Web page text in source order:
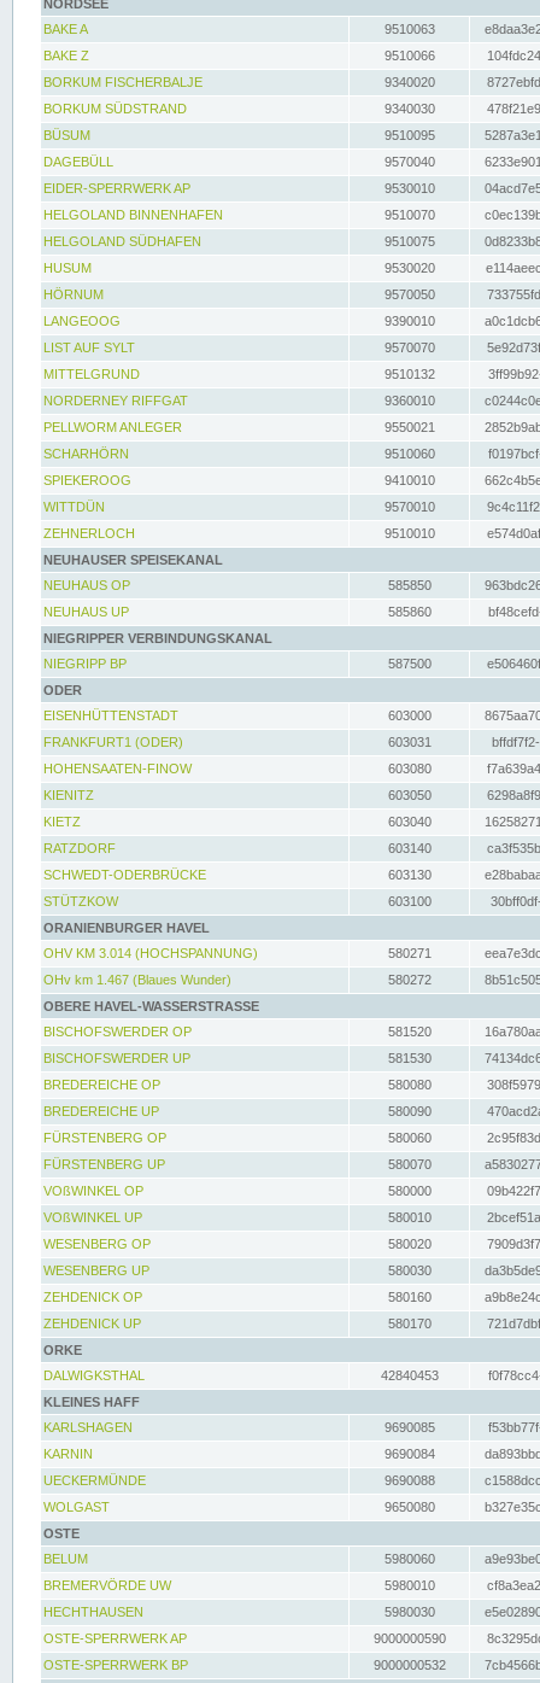
NORDSEE
BAKE A
9510063
BAKE Z
9510066
BORKUM FISCHERBALJE
9340020
BORKUM SÜDSTRAND
9340030
BÜSUM
9510095
DAGEBÜLL
9570040
EIDER-SPERRWERK AP
9530010
HELGOLAND BINNENHAFEN
9510070
HELGOLAND SÜDHAFEN
9510075
HUSUM
9530020
HÖRNUM
9570050
LANGEOOG
9390010
LIST AUF SYLT
9570070
MITTELGRUND
9510132
NORDERNEY RIFFGAT
9360010
PELLWORM ANLEGER
9550021
SCHARHÖRN
9510060
SPIEKEROOG
9410010
WITTDÜN
9570010
ZEHNERLOCH
9510010
NEUHAUSER SPEISEKANAL
NEUHAUS OP
585850
NEUHAUS UP
585860
NIEGRIPPER VERBINDUNGSKANAL
NIEGRIPP BP
587500
ODER
EISENHÜTTENSTADT
603000
FRANKFURT1 (ODER)
603031
HOHENSAATEN-FINOW
603080
KIENITZ
603050
KIETZ
603040
RATZDORF
603140
SCHWEDT-ODERBRÜCKE
603130
STÜTZKOW
603100
ORANIENBURGER HAVEL
OHV KM 3.014 (HOCHSPANNUNG)
580271
OHv km 1.467 (Blaues Wunder)
580272
OBERE HAVEL-WASSERSTRASSE
BISCHOFSWERDER OP
581520
BISCHOFSWERDER UP
581530
BREDEREICHE OP
580080
BREDEREICHE UP
580090
FÜRSTENBERG OP
580060
FÜRSTENBERG UP
580070
VOßWINKEL OP
580000
VOßWINKEL UP
580010
WESENBERG OP
580020
WESENBERG UP
580030
ZEHDENICK OP
580160
ZEHDENICK UP
580170
ORKE
DALWIGKSTHAL
42840453
KLEINES HAFF
KARLSHAGEN
9690085
KARNIN
9690084
UECKERMÜNDE
9690088
WOLGAST
9650080
OSTE
BELUM
5980060
BREMERVÖRDE UW
5980010
HECHTHAUSEN
5980030
OSTE-SPERRWERK AP
9000000590
OSTE-SPERRWERK BP
9000000532